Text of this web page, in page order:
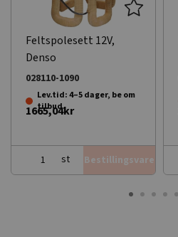
Feltspolesett 12V,
Denso
028110-1090
Lev.tid: 4–5 dager, be om
tilbud.
1665,04kr
st Bestillingsvare